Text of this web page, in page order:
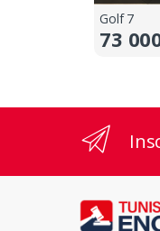
Golf 7
73